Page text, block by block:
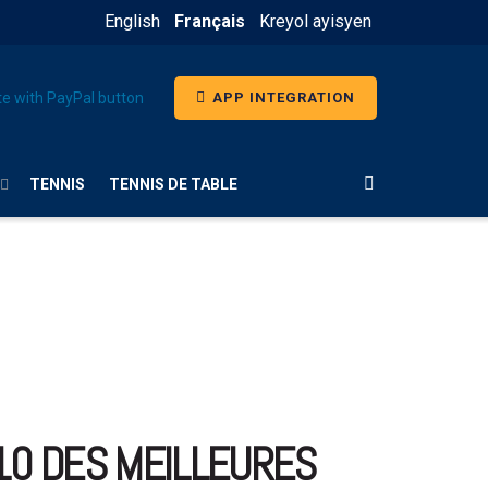
English Français Kreyol ayisyen
APP INTEGRATION
TENNIS TENNIS DE TABLE
DES MEILLEURES